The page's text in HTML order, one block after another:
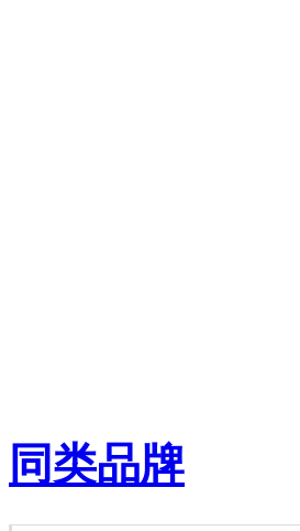
同类品牌